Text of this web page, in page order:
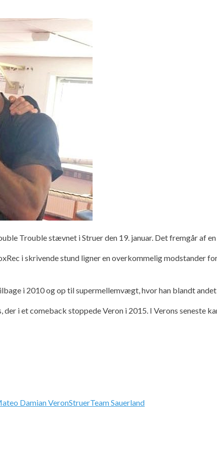
Trouble stævnet i Struer den 19. januar. Det fremgår af en
i skrivende stund ligner en overkommelig modstander
i 2010 og op til supermellemvægt, hvor han blandt
i et comeback stoppede Veron i 2015. I Verons seneste
Damian VeronStruerTeam Sauerland